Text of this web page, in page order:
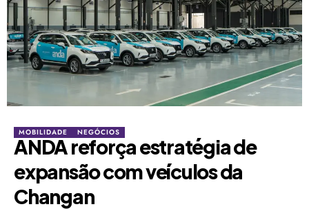
MOBILIDADE NEGÓCIOS
ANDA reforça estratégia de
expansão com veículos da
Changan